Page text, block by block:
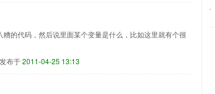
的代码，然后说里面某个变量是什么，比如这里就有个很
发布于2011-04-25 13:13